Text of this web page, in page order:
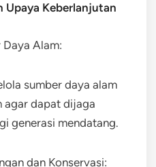
Upaya Keberlanjutan
Daya Alam:
sumber daya alam
agar dapat dijaga
generasi mendatang.
dan Konservasi: